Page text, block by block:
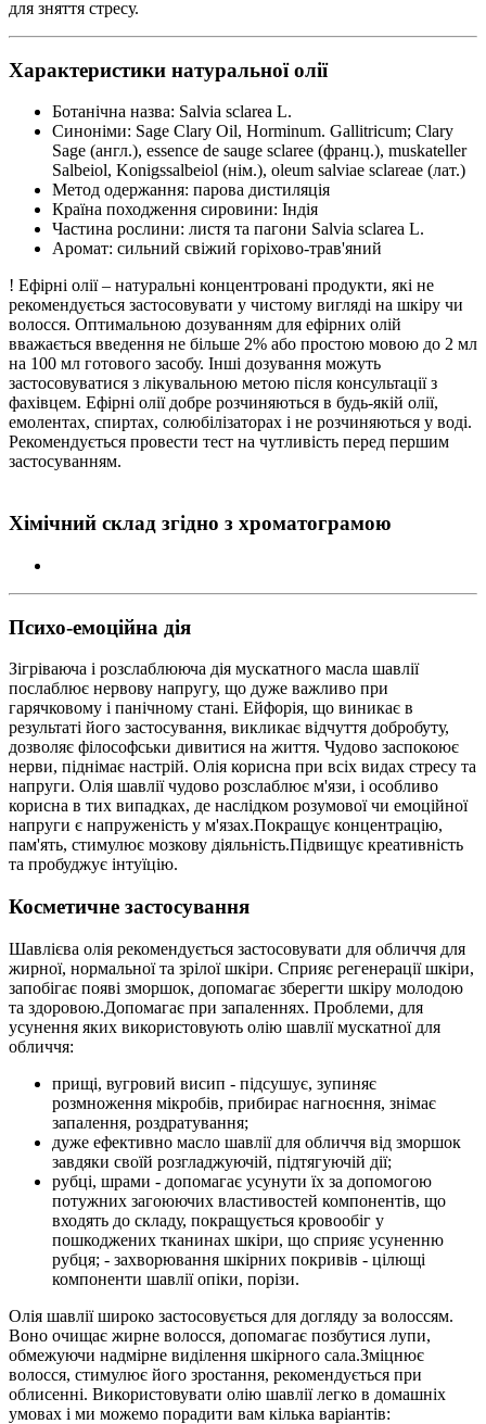
для зняття стресу.
Характеристики натуральної олії
Ботанічна назва: Salvia sclarea L.
Синоніми: Sage Clary Oil, Horminum. Gallitricum; Clary
Sage (англ.), essence de sauge sclaree (франц.), muskateller
Salbeiol, Konigssalbeiol (нім.), oleum salviae sclareae (лат.)
Метод одержання: парова дистиляція
Країна походження сировини: Індія
Частина рослини: листя та пагони Salvia sclarea L.
Аромат: сильний свіжий горіхово-трав'яний
! Ефірні олії – натуральні концентровані продукти, які не
рекомендується застосовувати у чистому вигляді на шкіру чи
волосся. Оптимальною дозуванням для ефірних олій
вважається введення не більше 2% або простою мовою до 2 мл
на 100 мл готового засобу. Інші дозування можуть
застосовуватися з лікувальною метою після консультації з
фахівцем. Ефірні олії добре розчиняються в будь-якій олії,
емолентах, спиртах, солюбілізаторах і не розчиняються у воді.
Рекомендується провести тест на чутливість перед першим
застосуванням.
Хімічний склад згідно з хроматограмою
Психо-емоційна дія
Зігріваюча і розслаблююча дія мускатного масла шавлії
послаблює нервову напругу, що дуже важливо при
гарячковому і панічному стані. Ейфорія, що виникає в
результаті його застосування, викликає відчуття добробуту,
дозволяє філософськи дивитися на життя. Чудово заспокоює
нерви, піднімає настрій. Олія корисна при всіх видах стресу та
напруги. Олія шавлії чудово розслаблює м'язи, і особливо
корисна в тих випадках, де наслідком розумової чи емоційної
напруги є напруженість у м'язах.Покращує концентрацію,
пам'ять, стимулює мозкову діяльність.Підвищує креативність
та пробуджує інтуїцію.
Косметичне застосування
Шавлієва олія рекомендується застосовувати для обличчя для
жирної, нормальної та зрілої шкіри. Сприяє регенерації шкіри,
запобігає появі зморшок, допомагає зберегти шкіру молодою
та здоровою.Допомагає при запаленнях. Проблеми, для
усунення яких використовують олію шавлії мускатної для
обличчя:
прищі, вугровий висип - підсушує, зупиняє
розмноження мікробів, прибирає нагноєння, знімає
запалення, роздратування;
дуже ефективно масло шавлії для обличчя від зморшок
завдяки своїй розгладжуючій, підтягуючій дії;
рубці, шрами - допомагає усунути їх за допомогою
потужних загоюючих властивостей компонентів, що
входять до складу, покращується кровообіг у
пошкоджених тканинах шкіри, що сприяє усуненню
рубця; - захворювання шкірних покривів - цілющі
компоненти шавлії опіки, порізи.
Олія шавлії широко застосовується для догляду за волоссям.
Воно очищає жирне волосся, допомагає позбутися лупи,
обмежуючи надмірне виділення шкірного сала.Зміцнює
волосся, стимулює його зростання, рекомендується при
облисенні. Використовувати олію шавлії легко в домашніх
умовах і ми можемо порадити вам кілька варіантів: